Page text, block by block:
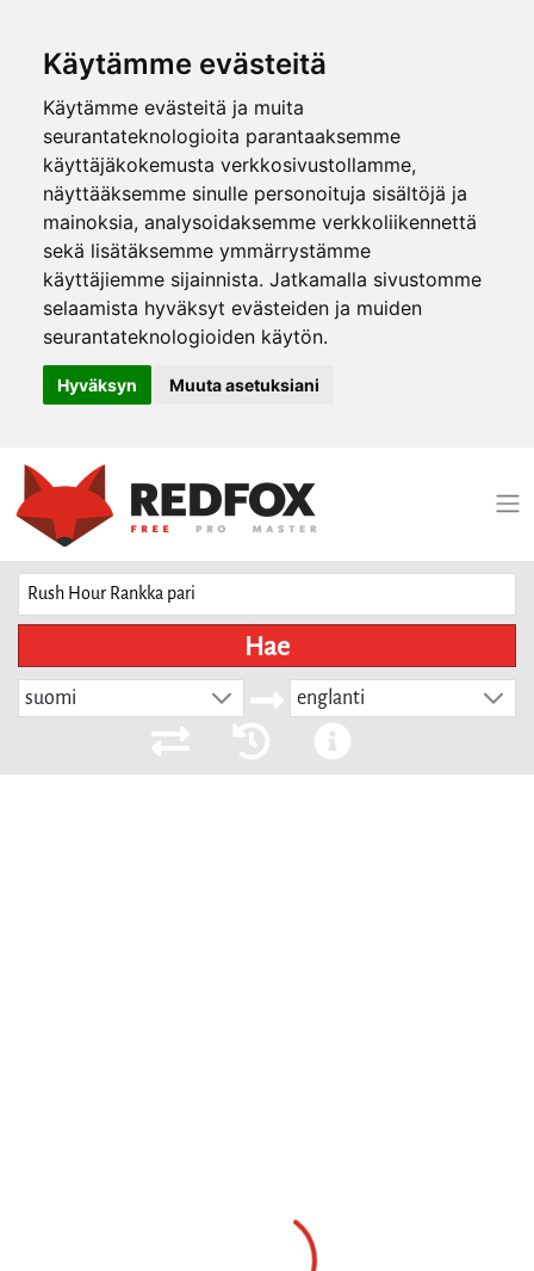
Käytämme evästeitä
Käytämme evästeitä ja muita
seurantateknologioita parantaaksemme
käyttäjäkokemusta verkkosivustollamme,
näyttääksemme sinulle personoituja sisältöjä ja
mainoksia, analysoidaksemme verkkoliikennettä
sekä lisätäksemme ymmärrystämme
käyttäjiemme sijainnista. Jatkamalla sivustomme
selaamista hyväksyt evästeiden ja muiden
seurantateknologioiden käytön.
Hyväksyn Muuta asetuksiani
Hae
suomi englanti